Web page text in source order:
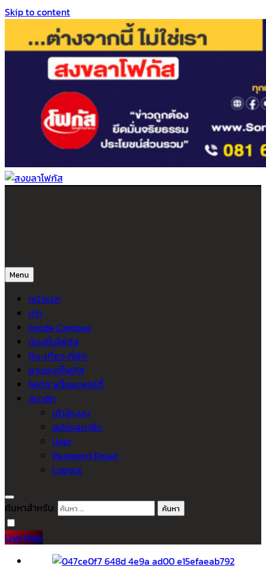
Skip to content
Menu
หน้าแรก
ข่าว
Inside Campus
ท้องถิ่นโฟกัส
กิน-เที่ยว-ที่พัก
ยานยนต์โฟกัส
โฟกัส พร็อพเพอร์ตี้
สมาชิก
เข้าสู่ระบบ
สมัครสมาชิก
User
Password Reset
Logout
ค้นหาสำหรับ:
Live Now